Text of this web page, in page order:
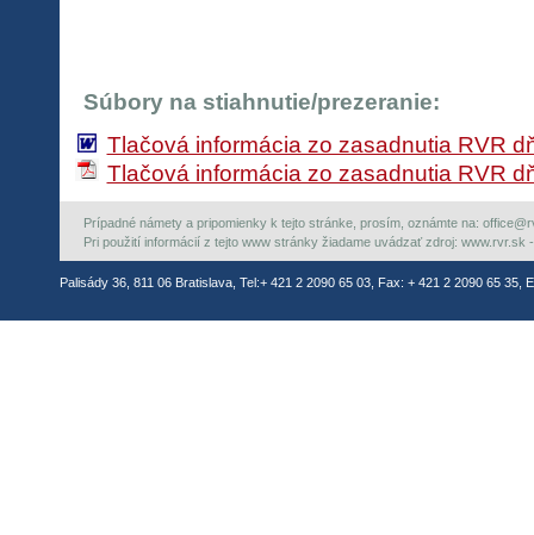
Súbory na stiahnutie/prezeranie:
Tlačová informácia zo zasadnutia RVR
Tlačová informácia zo zasadnutia RVR
Prípadné námety a pripomienky k tejto stránke, prosím, oznámte na:
Pri použití informácií z tejto www stránky žiadame uvádzať zdroj: www.rvr.sk
Palisády 36, 811 06 Bratislava, Tel:+ 421 2 2090 65 03, Fax: + 421 2 2090 65 35,